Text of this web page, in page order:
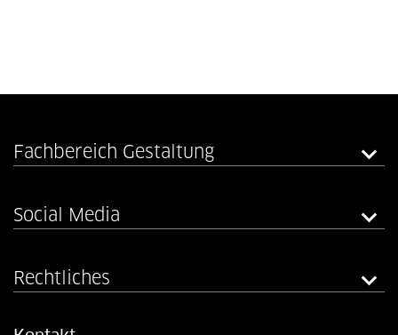
Fachbereich Gestaltung
Social Media
Rechtliches